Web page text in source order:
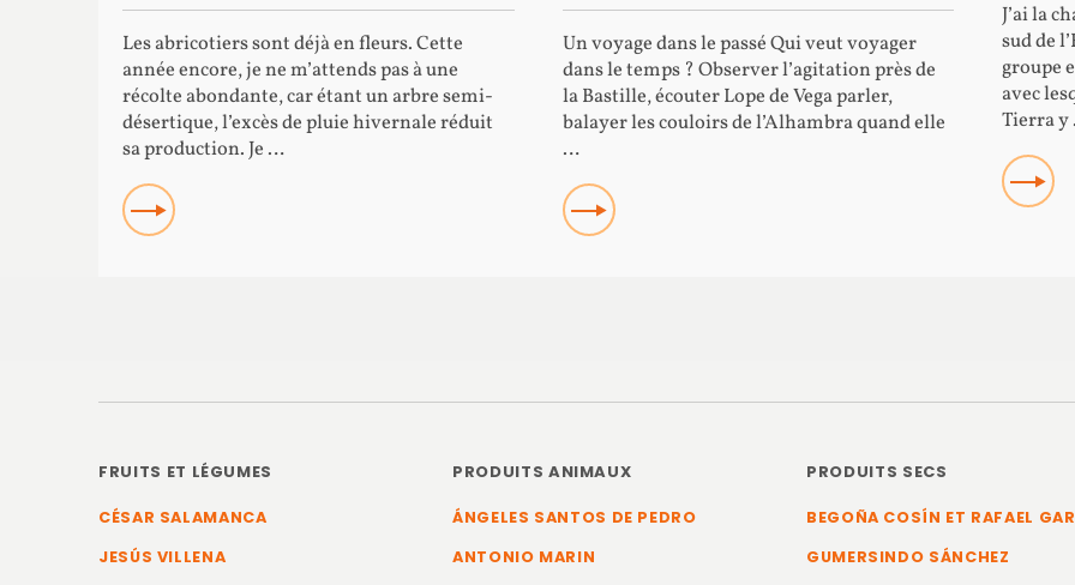
Les abricotiers sont déjà en fleurs. Cette
année encore, je ne m’attends pas à une
récolte abondante, car étant un arbre semi-
désertique, l’excès de pluie hivernale réduit
sa production. Je …
Read more about Abricotiers en pleine floraison
Un voyage dans le passé Qui veut voyager
dans le temps ? Observer l’agitation près de
la Bastille, écouter Lope de Vega parler,
balayer les couloirs de l’Alhambra quand elle
…
Read more about Une petite histoire de notre olive de table
J’ai la
sud de
groupe
avec
Tierra
Read
FRUITS ET LÉGUMES
CÉSAR SALAMANCA
JESÚS VILLENA
PRODUITS ANIMAUX
ÁNGELES SANTOS DE PEDRO
ANTONIO MARIN
PRODUITS SECS
BEGOÑA COSÍN ET RAFAEL
GUMERSINDO SÁNCHEZ